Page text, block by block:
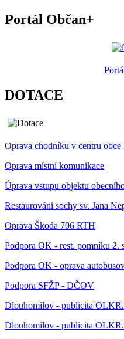
Portál Občan+
DOTACE
Oprava chodníku v centru
Oprava místní komunikace
Úprava vstupu objektu
Restaurování sochy sv. Jana
Oprava Škoda 706 RTH
Podpora OK - rest. pomníku 2.
Podpora OK - oprava
Podpora SFŽP - DČOV
Dlouhomilov - publicita
Dlouhomilov - publicita